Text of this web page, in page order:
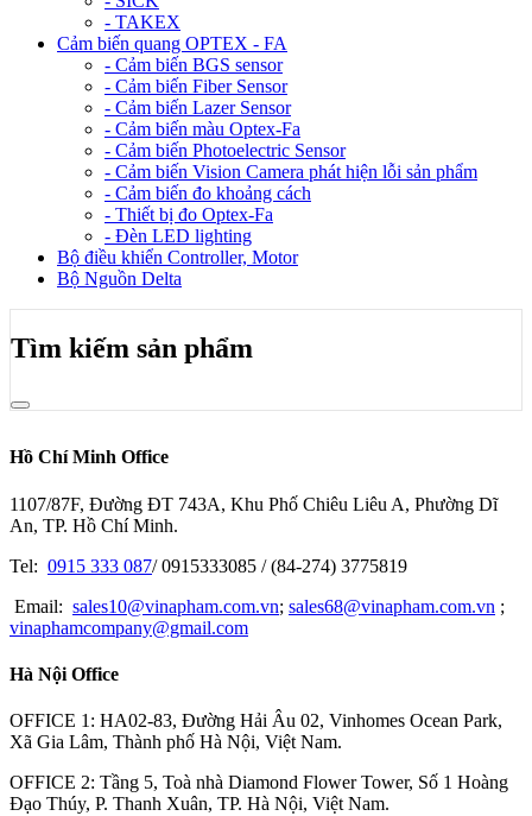
- TAKEX
Cảm biến quang OPTEX - FA
- Cảm biến BGS sensor
- Cảm biến Fiber Sensor
- Cảm biến Lazer Sensor
- Cảm biến màu Optex-Fa
- Cảm biến Photoelectric Sensor
- Cảm biến Vision Camera phát hiện lỗi sản phẩm
- Cảm biến đo khoảng cách
- Thiết bị đo Optex-Fa
- Đèn LED lighting
Bộ điều khiển Controller, Motor
Bộ Nguồn Delta
Tìm kiếm sản phẩm
Hồ Chí Minh Office
1107/87F, Đường ĐT 743A, Khu Phố Chiêu Liêu A, Phường Dĩ
An, TP. Hồ Chí Minh.
Tel: 0915 333 087/ 0915333085 / (84-274) 3775819
Email: sales10@vinapham.com.vn; sales68@vinapham.com.vn ;
vinaphamcompany@gmail.com
Hà Nội Office
OFFICE 1: HA02-83, Đường Hải Âu 02, Vinhomes Ocean Park,
Xã Gia Lâm, Thành phố Hà Nội, Việt Nam.
OFFICE 2: Tầng 5, Toà nhà Diamond Flower Tower, Số 1 Hoàng
Đạo Thúy, P. Thanh Xuân, TP. Hà Nội, Việt Nam.